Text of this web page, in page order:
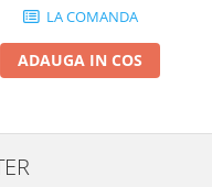
LA COMANDA
ADAUGA IN COS